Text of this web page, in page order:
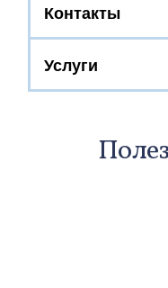
Контакты
Услуги